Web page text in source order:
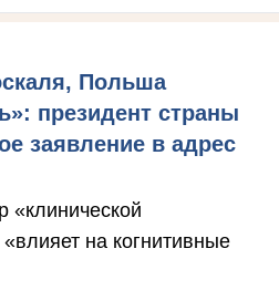
Польша
президент страны
заявление в адрес
«клинической
на когнитивные